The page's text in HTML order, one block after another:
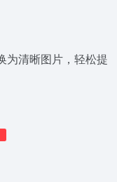
为清晰图片，轻松提